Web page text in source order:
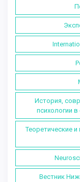
История,
психологии
Теоретические
Вестник